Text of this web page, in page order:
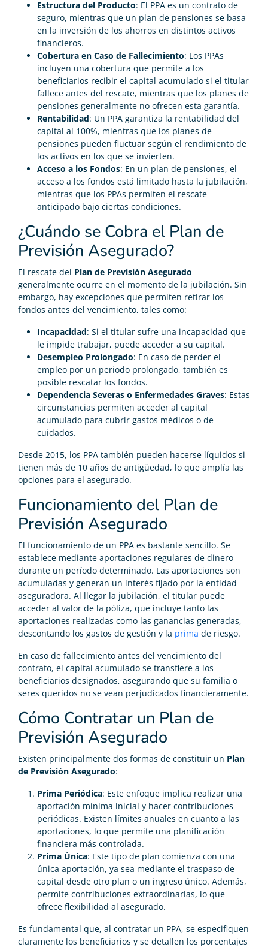
Estructura del Producto: El PPA es un contrato de
seguro, mientras que un plan de pensiones se basa
en la inversión de los ahorros en distintos activos
financieros.
Cobertura en Caso de Fallecimiento: Los PPAs
incluyen una cobertura que permite a los
beneficiarios recibir el capital acumulado si el titular
fallece antes del rescate, mientras que los planes de
pensiones generalmente no ofrecen esta garantía.
Rentabilidad: Un PPA garantiza la rentabilidad del
capital al 100%, mientras que los planes de
pensiones pueden fluctuar según el rendimiento de
los activos en los que se invierten.
Acceso a los Fondos: En un plan de pensiones, el
acceso a los fondos está limitado hasta la jubilación,
mientras que los PPAs permiten el rescate
anticipado bajo ciertas condiciones.
¿Cuándo se Cobra el Plan de
Previsión Asegurado?
El rescate del Plan de Previsión Asegurado
generalmente ocurre en el momento de la jubilación. Sin
embargo, hay excepciones que permiten retirar los
fondos antes del vencimiento, tales como:
Incapacidad: Si el titular sufre una incapacidad que
le impide trabajar, puede acceder a su capital.
Desempleo Prolongado: En caso de perder el
empleo por un periodo prolongado, también es
posible rescatar los fondos.
Dependencia Severas o Enfermedades Graves: Estas
circunstancias permiten acceder al capital
acumulado para cubrir gastos médicos o de
cuidados.
Desde 2015, los PPA también pueden hacerse líquidos si
tienen más de 10 años de antigüedad, lo que amplía las
opciones para el asegurado.
Funcionamiento del Plan de
Previsión Asegurado
El funcionamiento de un PPA es bastante sencillo. Se
establece mediante aportaciones regulares de dinero
durante un período determinado. Las aportaciones son
acumuladas y generan un interés fijado por la entidad
aseguradora. Al llegar la jubilación, el titular puede
acceder al valor de la póliza, que incluye tanto las
aportaciones realizadas como las ganancias generadas,
descontando los gastos de gestión y la prima de riesgo.
En caso de fallecimiento antes del vencimiento del
contrato, el capital acumulado se transfiere a los
beneficiarios designados, asegurando que su familia o
seres queridos no se vean perjudicados financieramente.
Cómo Contratar un Plan de
Previsión Asegurado
Existen principalmente dos formas de constituir un Plan
de Previsión Asegurado:
Prima Periódica: Este enfoque implica realizar una
aportación mínima inicial y hacer contribuciones
periódicas. Existen límites anuales en cuanto a las
aportaciones, lo que permite una planificación
financiera más controlada.
Prima Única: Este tipo de plan comienza con una
única aportación, ya sea mediante el traspaso de
capital desde otro plan o un ingreso único. Además,
permite contribuciones extraordinarias, lo que
ofrece flexibilidad al asegurado.
Es fundamental que, al contratar un PPA, se especifiquen
claramente los beneficiarios y se detallen los porcentajes